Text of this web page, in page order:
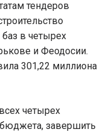
тендеров
в четырех
и Феодосии.
301,22 миллиона
четырех
завершить